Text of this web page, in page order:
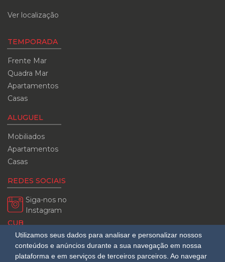
Utilizamos seus dados para analisar e personalizar nossos
conteúdos e anúncios durante a sua navegação em nossa
plataforma e em serviços de terceiros parceiros. Ao navegar
Ver localização
TEMPORADA
Frente Mar
Quadra Mar
Apartamentos
Casas
ALUGUEL
Mobiliados
Apartamentos
Casas
REDES SOCIAIS
Siga-nos no
Instagram
CUB
08/2026
R$ 3.151,24